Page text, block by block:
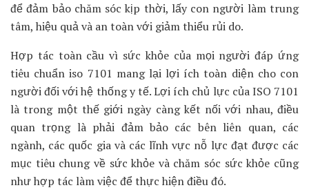
để đảm bảo chăm sóc kịp thời, lấy con người làm trung
tâm, hiệu quả và an toàn với giảm thiểu rủi do.
Hợp tác toàn cầu vì sức khỏe của mọi người đáp ứng
tiêu chuẩn iso 7101 mang lại lợi ích toàn diện cho con
người đối với hệ thống y tế. Lợi ích chủ lực của ISO 7101
là trong một thế giới ngày càng kết nối với nhau, điều
quan trọng là phải đảm bảo các bên liên quan, các
ngành, các quốc gia và các lĩnh vực nỗ lực đạt được các
mục tiêu chung về sức khỏe và chăm sóc sức khỏe cũng
như hợp tác làm việc để thực hiện điều đó.